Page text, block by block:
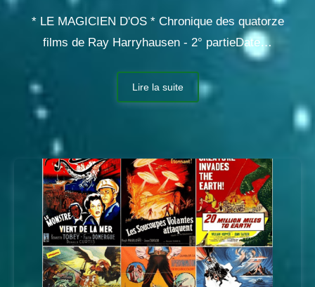
* LE MAGICIEN D'OS * Chronique des quatorze
films de Ray Harryhausen - 2° partieDate…
Lire la suite